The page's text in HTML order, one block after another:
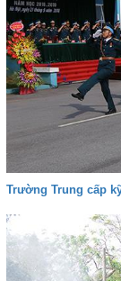
Trường Trung cấp